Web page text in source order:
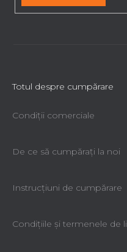
Totul despre cumpărare
Condiții comerciale
De ce să cumpăraţi la noi
Instrucțiuni de cumpărare
Condiţiile şi termenele de